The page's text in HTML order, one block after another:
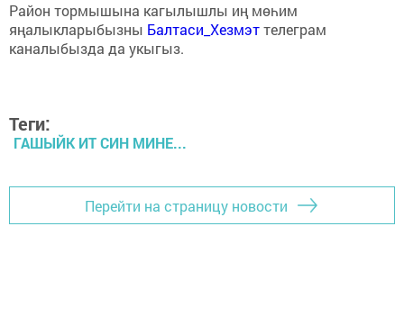
Район тормышына кагылышлы иң мөһим
яңалыкларыбызны Балтаси_Хезмэттелеграм
каналыбызда да укыгыз.
Теги:
ГАШЫЙК ИТ СИН МИНЕ...
Перейти на страницу новости